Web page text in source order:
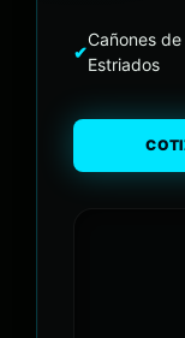
✔
Cañones
Estriados